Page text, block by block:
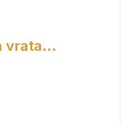
vrata...